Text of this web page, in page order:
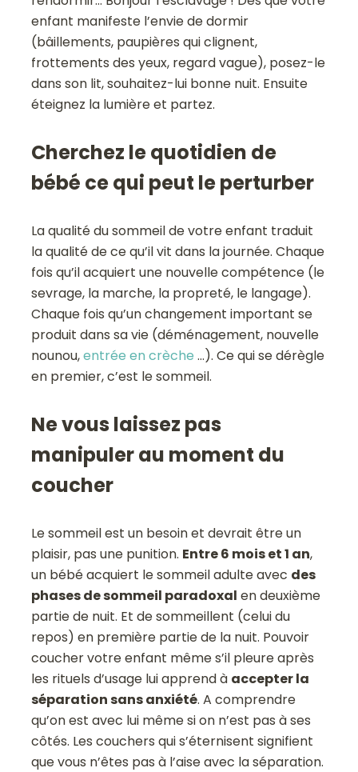
enfant manifeste l’envie de dormir
(bâillements, paupières qui clignent,
frottements des yeux, regard vague), posez-le
dans son lit, souhaitez-lui bonne nuit. Ensuite
éteignez la lumière et partez.
Cherchez le quotidien de
bébé ce qui peut le perturber
La qualité du sommeil de votre enfant traduit
la qualité de ce qu’il vit dans la journée. Chaque
fois qu’il acquiert une nouvelle compétence (le
sevrage, la marche, la propreté, le langage).
Chaque fois qu’un changement important se
produit dans sa vie (déménagement, nouvelle
nounou,entrée en crèche …). Ce qui se dérègle
en premier, c’est le sommeil.
Ne vous laissez pas
manipuler au moment du
coucher
Le sommeil est un besoin et devrait être un
plaisir, pas une punition. Entre 6 mois et 1 an,
un bébé acquiert le sommeil adulte avec des
phases de sommeil paradoxal en deuxième
partie de nuit. Et de sommeillent (celui du
repos) en première partie de la nuit. Pouvoir
coucher votre enfant même s’il pleure après
les rituels d’usage lui apprend à accepter la
séparation sans anxiété. A comprendre
qu’on est avec lui même si on n’est pas à ses
côtés. Les couchers qui s’éternisent signifient
que vous n’êtes pas à l’aise avec la séparation.